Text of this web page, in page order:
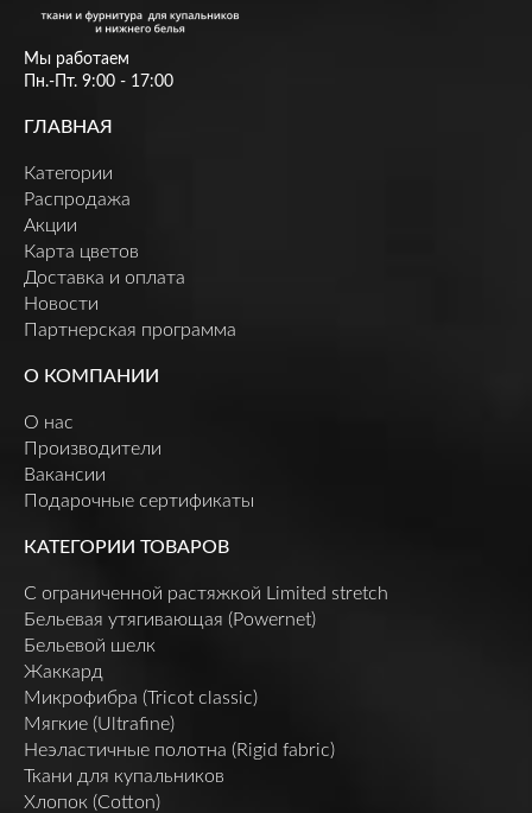
Мы работаем
Пн.-Пт. 9:00 - 17:00
ГЛАВНАЯ
Категории
Распродажа
Акции
Карта цветов
Доставка и оплата
Новости
Партнерская программа
О КОМПАНИИ
О нас
Производители
Вакансии
Подарочные сертификаты
КАТЕГОРИИ ТОВАРОВ
C ограниченной растяжкой Limited stretch
Бельевая утягивающая (Powernet)
Бельевой шелк
Жаккард
Микрофибра (Tricot classic)
Мягкие (Ultrafine)
Неэластичные полотна (Rigid fabric)
Ткани для купальников
Хлопок (Cotton)